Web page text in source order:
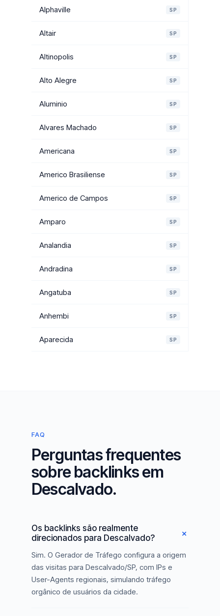
Alphaville SP
Altair SP
Altinopolis SP
Alto Alegre SP
Aluminio SP
Alvares Machado SP
Americana SP
Americo Brasiliense SP
Americo de Campos SP
Amparo SP
Analandia SP
Andradina SP
Angatuba SP
Anhembi SP
Aparecida SP
FAQ
Perguntas frequentes
sobre backlinks em
Descalvado.
Os backlinks são realmente
direcionados para Descalvado?
Sim. O Gerador de Tráfego configura a origem
das visitas para Descalvado/SP, com IPs e
User-Agents regionais, simulando tráfego
orgânico de usuários da cidade.